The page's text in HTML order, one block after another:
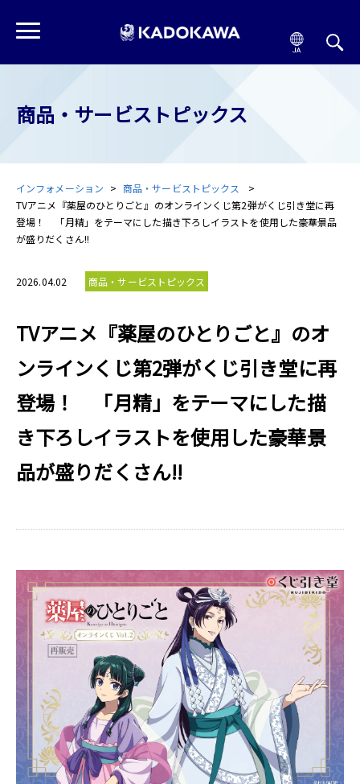
商品・サービストピックス
インフォメーション
商品・サービストピックス
TVアニメ『薬屋のひとりごと』のオンラインくじ第2弾がくじ引き堂に再
登場！ 「月精」をテーマにした描き下ろしイラストを使用した豪華景品
が盛りだくさん!!
2026.04.02 商品・サービストピックス
TVアニメ『薬屋のひとりごと』のオ
ンラインくじ第2弾がくじ引き堂に再
登場！ 「月精」をテーマにした描
き下ろしイラストを使用した豪華景
品が盛りだくさん!!